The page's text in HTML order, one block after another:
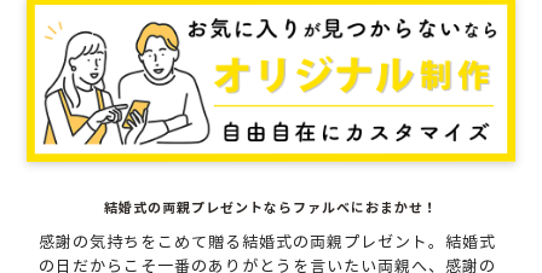
結婚式の両親プレゼントならファルベにおまかせ！
感謝の気持ちをこめて贈る結婚式の両親プレゼント。結婚式
の日だからこそ一番のありがとうを言いたい両親へ、 感謝の